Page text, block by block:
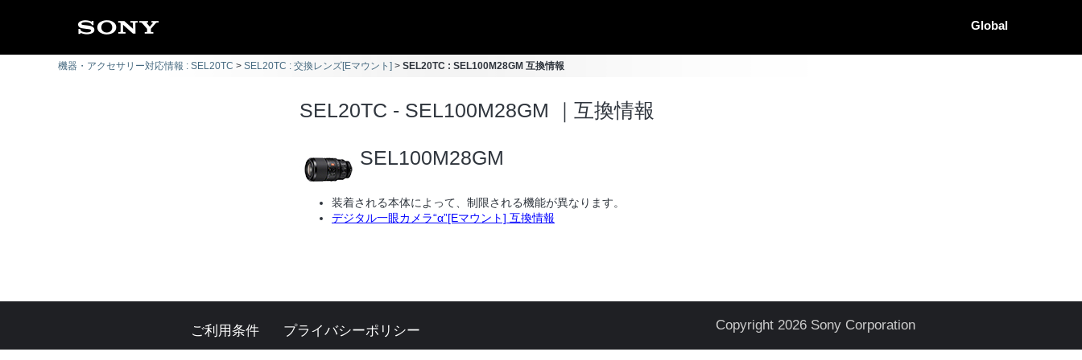
Global
機器・アクセサリー対応情報 : SEL20TC SEL20TC : 交換レンズ[Eマウント] SEL20TC : SEL100M28GM 互換情報
SEL20TC - SEL100M28GM ｜互換情報
SEL100M28GM
装着される本体によって、制限される機能が異なります。
デジタル一眼カメラ“α”[Eマウント] 互換情報
ご利用条件 プライバシーポリシー Copyright 2026 Sony Corporation